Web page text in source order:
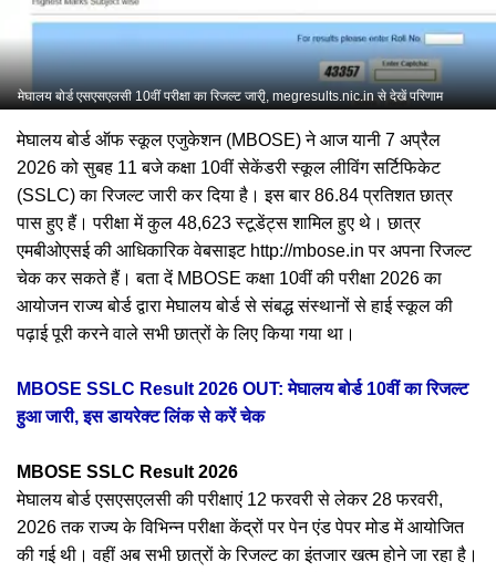
मेघालय बोर्ड एसएसएलसी 10वीं परीक्षा का रिजल्ट जारीृ, megresults.nic.in से देखें परिणाम
मेघालय बोर्ड ऑफ स्कूल एजुकेशन (MBOSE) ने आज यानी 7 अप्रैल
2026 को सुबह 11 बजे कक्षा 10वीं सेकेंडरी स्कूल लीविंग सर्टिफिकेट
(SSLC) का रिजल्ट जारी कर दिया है। इस बार 86.84 प्रतिशत छात्र
पास हुए हैं। परीक्षा में कुल 48,623 स्टूडेंट्स शामिल हुए थे। छात्र
एमबीओएसई की आधिकारिक वेबसाइट http://mbose.in पर अपना रिजल्ट
चेक कर सकते हैं। बता दें MBOSE कक्षा 10वीं की परीक्षा 2026 का
आयोजन राज्य बोर्ड द्वारा मेघालय बोर्ड से संबद्ध संस्थानों से हाई स्कूल की
पढ़ाई पूरी करने वाले सभी छात्रों के लिए किया गया था।
MBOSE SSLC Result 2026 OUT: मेघालय बोर्ड 10वीं का रिजल्ट
हुआ जारी, इस डायरेक्ट लिंक से करें चेक
MBOSE SSLC Result 2026
मेघालय बोर्ड एसएसएलसी की परीक्षाएं 12 फरवरी से लेकर 28 फरवरी,
2026 तक राज्य के विभिन्न परीक्षा केंद्रों पर पेन एंड पेपर मोड में आयोजित
की गई थी। वहीं अब सभी छात्रों के रिजल्ट का इंतजार खत्म होने जा रहा है।